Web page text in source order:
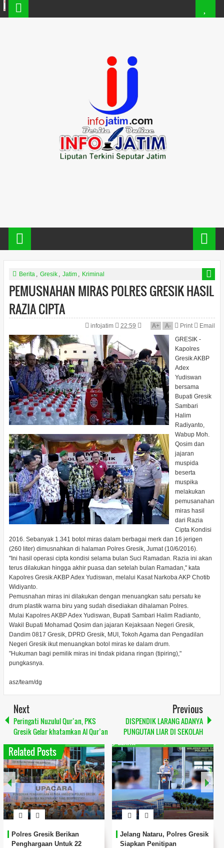
Berita , Gresik , Jatim , Kriminal
PEMUSNAHAN MIRAS POLRES GRESIK HASIL
RAZIA CIPTA
infojatim 22:59 A+ A- Print
Email
GRESIK -
Kapolres
Gresik AKBP
Adex
Yudiswan
bersama
Bupati Gresik
Sambari
Halim
Radiyanto,
Wabup Moh.
Qosim dan
jajaran
muspida
beserta
muspika
melakukan
pemusanahan
miras hasil
dari Razia
Cipta Kondisi
2016. Sebanyak 1.341 botol miras dalam berbagai merk dan 16 jerigen
(260 liter) dimusnahkan di halaman Polres Gresik, Jumat (10/6/2016).
"Ini hasil operasi cipta kondisi selama bulan Suci Ramadan. Razia ini akan
terus dilakukan hingga akhir puasa dan setelah bulan Ramadan," kata
Kapolres Gresik AKBP Adex Yudiswan, melalui Kasat Narkoba AKP Chotib
Widiyanto.
Pemusnahan miras ini dilakukan dengan menuangkan satu persatu ke
drum plastik warna biru yang sudah disediakan dihalaman Polres.
Mulai Kapolres AKBP Adex Yudiswan, Bupati Sambari Halim Radianto,
Wakil Bupati Mohamad Qosim dan jajaran Kejaksaan Negeri Gresik,
Dandim 0817 Gresik, DPRD Gresik, MUI, Tokoh Agama dan Pengadilan
Negeri Gresik ikut menuangkan botol miras ke dalam drum.
"Hukuman bagi pemilik miras ini tindak pidana ringan (tipiring),"
pungkasnya.
asz/team/dg
Next
Peringati Nuzulul Qur’an, PKS
Gresik Gelar khatamkan Al Qur’an
Previous
DISPENDIK LARANG ADANYA
PUNGUTAN LIAR DI SEKOLAH
Related Posts
Polres Gresik Berikan
Penghargaan Untuk 22
Jelang Nataru, Polres Gresik
Siapkan Penitipan